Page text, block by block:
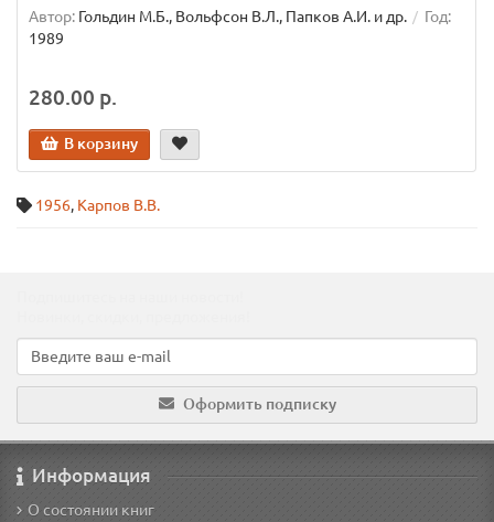
Автор: Гольдин М.Б., Вольфсон В.Л., Папков А.И. и др.
Год:
1989
280.00 р.
В корзину
1956, Карпов В.В.
Оформить подписку
Информация
О состоянии книг